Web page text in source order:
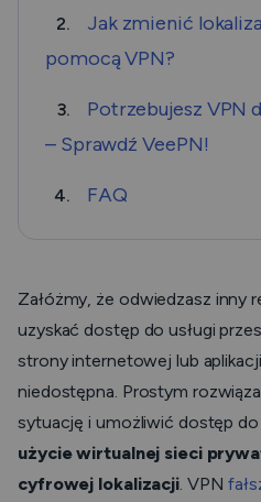
2.
Jak zmienić
pomocą VPN?
3.
Potrzebujesz VPN
– Sprawdź VeePN!
4. FAQ
Załóżmy, że odwiedzasz inny
uzyskać dostęp do usługi
strony internetowej lub
niedostępna. Prostym
sytuację i umożliwić dostęp
użycie wirtualnej sieci
cyfrowej lokalizacji. VPN